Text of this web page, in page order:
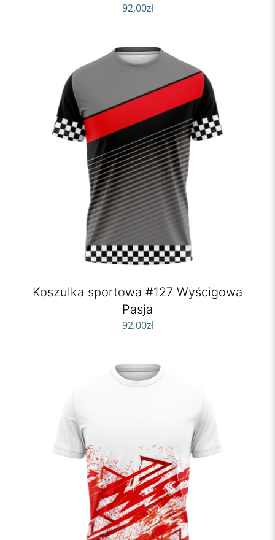
92,00zł
Koszulka sportowa #127 Wyścigowa
Pasja
92,00zł